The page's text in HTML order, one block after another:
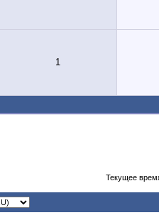
1
Текущее